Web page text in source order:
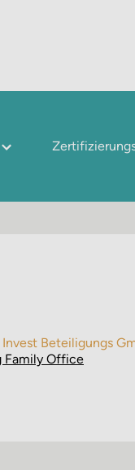
Beteiligungs
Family Office